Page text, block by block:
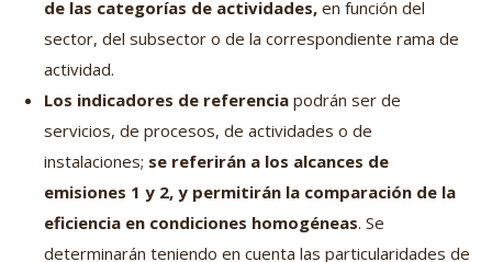
de las categorías de actividades, en función del
sector, del subsector o de la correspondiente rama de
actividad.
Los indicadores de referencia podrán ser de
servicios, de procesos, de actividades o de
instalaciones; se referirán a los alcances de
emisiones 1 y 2, y permitirán la comparación de la
eficiencia en condiciones homogéneas. Se
determinarán teniendo en cuenta las particularidades de